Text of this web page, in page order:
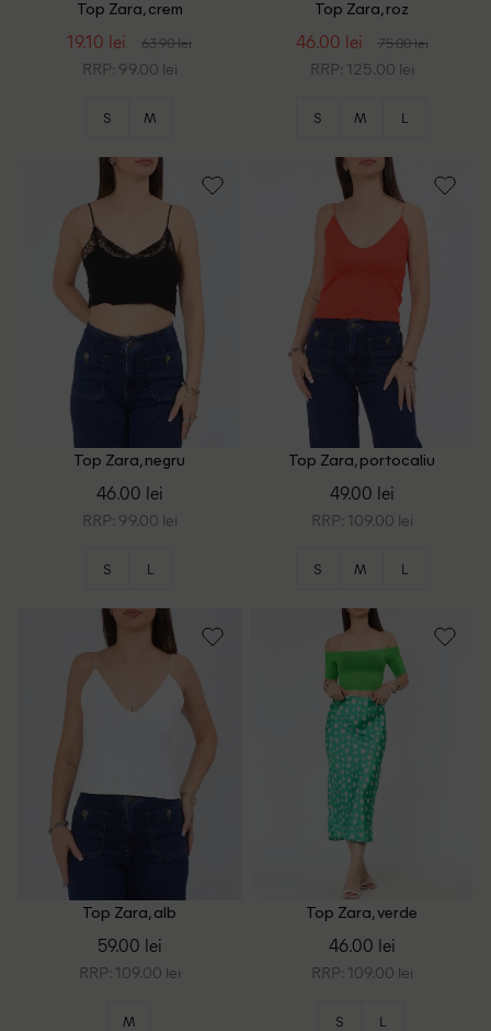
Top Zara, crem
19.10 lei 63.90 lei
RRP: 99.00 lei
S M
Top Zara, roz
46.00 lei 75.00 lei
RRP: 125.00 lei
S M L
Top Zara, negru
46.00 lei
RRP: 99.00 lei
S L
Top Zara, portocaliu
49.00 lei
RRP: 109.00 lei
S M L
Top Zara, alb
59.00 lei
RRP: 109.00 lei
M
Top Zara, verde
46.00 lei
RRP: 109.00 lei
S L